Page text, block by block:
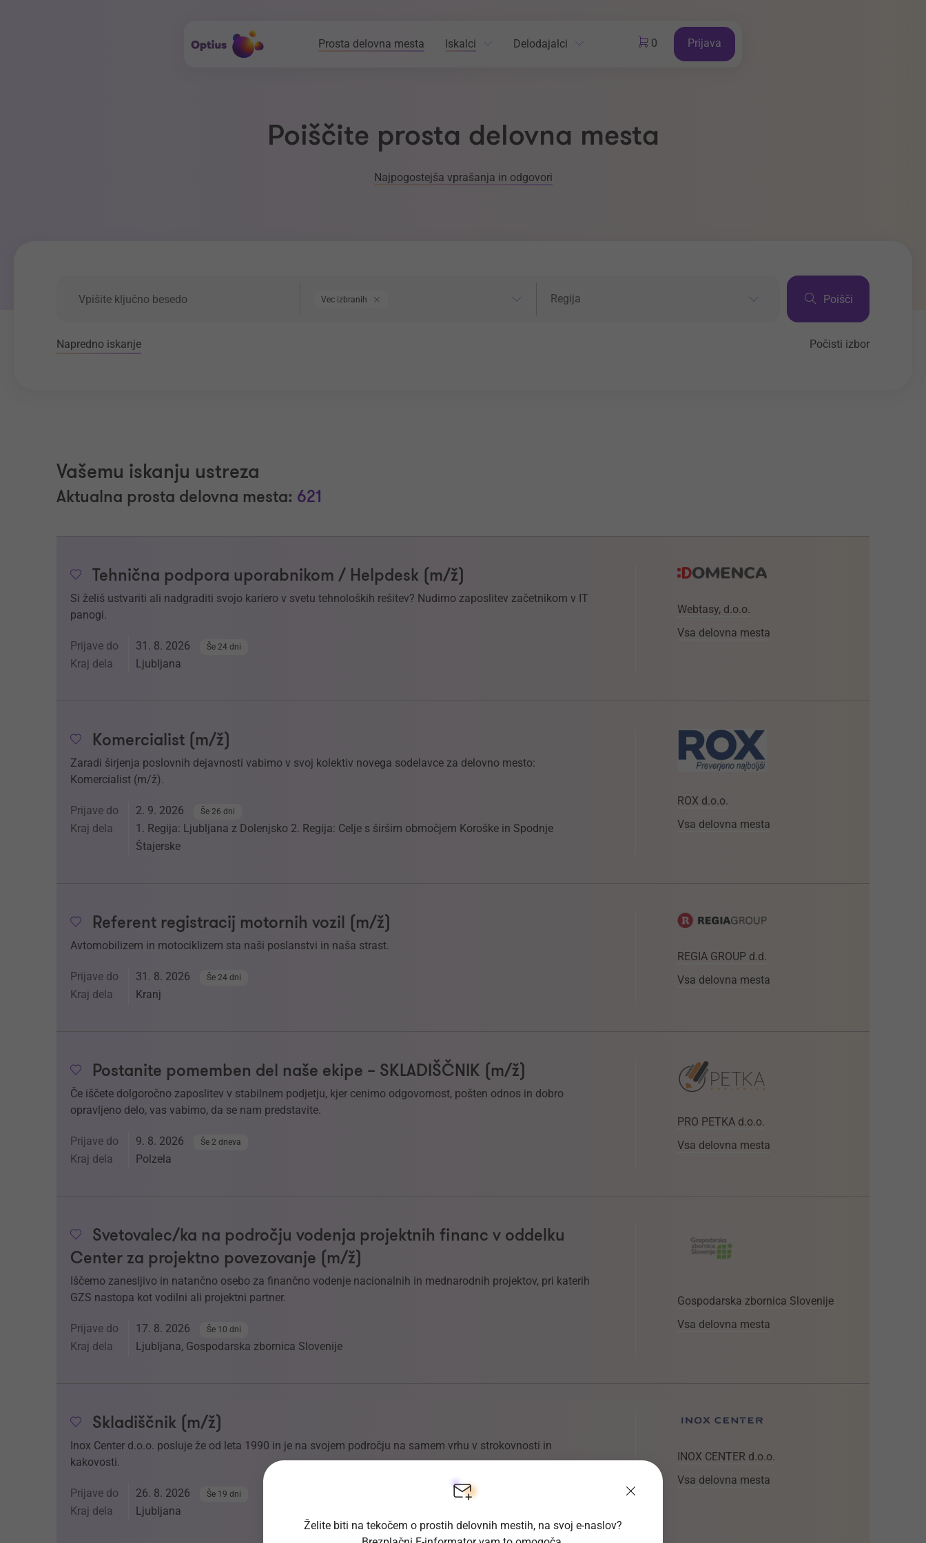
Prosta delovna mesta Iskalci Delodajalci 0 Prijava
Poiščite prosta delovna mesta
Najpogostejša vprašanja in odgovori
Vec izbranih Regija Poišči
Napredno iskanje Počisti izbor
Vašemu iskanju ustreza
Aktualna prosta delovna mesta: 621
Tehnična podpora uporabnikom / Helpdesk (m/ž)
Si želiš ustvariti ali nadgraditi svojo kariero v svetu tehnoloških rešitev? Nudimo zaposlitev začetnikom v IT
panogi.
Prijave do 31. 8. 2026 Še 24 dni
Kraj dela Ljubljana
Webtasy, d.o.o.
Vsa delovna mesta
Komercialist (m/ž)
Zaradi širjenja poslovnih dejavnosti vabimo v svoj kolektiv novega sodelavce za delovno mesto:
Komercialist (m/ž).
Prijave do 2. 9. 2026 Še 26 dni
Kraj dela
1. Regija: Ljubljana z Dolenjsko 2. Regija: Celje s širšim območjem Koroške in Spodnje
Štajerske
ROX d.o.o.
Vsa delovna mesta
Referent registracij motornih vozil (m/ž)
Avtomobilizem in motociklizem sta naši poslanstvi in naša strast.
Prijave do 31. 8. 2026 Še 24 dni
Kraj dela Kranj
REGIA GROUP d.d.
Vsa delovna mesta
Postanite pomemben del naše ekipe – SKLADIŠČNIK (m/ž)
Če iščete dolgoročno zaposlitev v stabilnem podjetju, kjer cenimo odgovornost, pošten odnos in dobro
opravljeno delo, vas vabimo, da se nam predstavite.
Prijave do 9. 8. 2026 Še 2 dneva
Kraj dela Polzela
PRO PETKA d.o.o.
Vsa delovna mesta
Svetovalec/ka na področju vodenja projektnih financ v oddelku
Center za projektno povezovanje (m/ž)
Iščemo zanesljivo in natančno osebo za finančno vodenje nacionalnih in mednarodnih projektov, pri katerih
GZS nastopa kot vodilni ali projektni partner.
Prijave do 17. 8. 2026 Še 10 dni
Kraj dela Ljubljana, Gospodarska zbornica Slovenije
Gospodarska zbornica Slovenije
Vsa delovna mesta
Skladiščnik (m/ž)
Inox Center d.o.o. posluje že od leta 1990 in je na svojem področju na samem vrhu v strokovnosti in
kakovosti.
Prijave do 26. 8. 2026 Še 19 dni
Kraj dela Ljubljana
INOX CENTER d.o.o.
Vsa delovna mesta
Želite biti na tekočem o prostih delovnih mestih, na svoj e-naslov?